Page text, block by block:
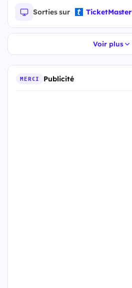
Sorties sur TicketMaster
Voir plus
MERCI Publicité